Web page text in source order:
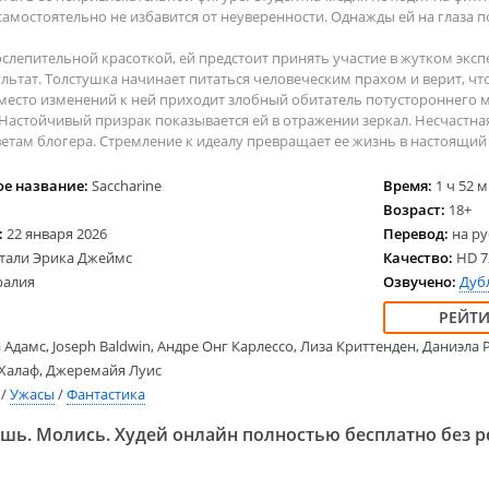
2023
2022
2021
2020
Американские
Французские
Немецкие
Военные
Детективы
Драмы
Исторические
Комедии
Ужасы
Спорт
не избавится от неуверенности. Однажды ей на глаза
красоткой, ей предстоит принять участие в жутком
Толстушка начинает питаться человеческим прахом и верит,
изменений к ней приходит злобный обитатель потустороннего
Настойчивый призрак показывается ей в отражении зеркал.
блогера. Стремление к идеалу превращает ее жизнь в
название: Saccharine
22 января 2026
Эрика Джеймс
Время: 1 ч 52
Возраст: 18+
Перевод: на
Качество: HD
Озвучено:
Joseph Baldwin, Андре Онг Карлессо, Лиза Криттенден,
Джеремайя Луис
/Ужасы /Фантастика
Молись. Худей онлайн полностью бесплатно без